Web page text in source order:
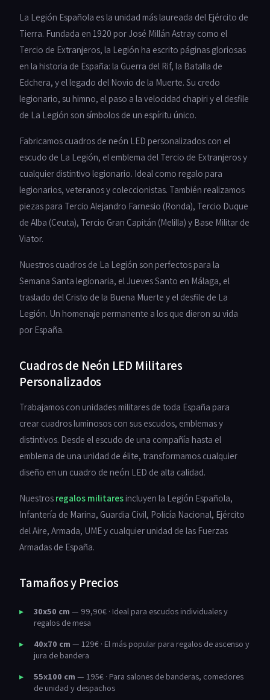
La Legión Española es la unidad más laureada del Ejército de
Tierra. Fundada en 1920 por José Millán Astray como el
Tercio de Extranjeros, la Legión ha escrito páginas gloriosas
en la historia de España: la Guerra del Rif, la Batalla de
Edchera, y el legado del Novio de la Muerte. Su credo
legionario, su himno, el paso a la velocidad chapiri y el desfile
de La Legión son símbolos de un espíritu único.
Fabricamos cuadros de neón LED personalizados con el
escudo de La Legión, el emblema del Tercio de Extranjeros y
cualquier distintivo legionario. Ideal como regalo para
legionarios, veteranos y coleccionistas. También realizamos
piezas para Tercio Alejandro Farnesio (Ronda), Tercio Duque
de Alba (Ceuta), Tercio Gran Capitán (Melilla) y Base Militar de
Viator.
Nuestros cuadros de La Legión son perfectos para la
Semana Santa legionaria, el Jueves Santo en Málaga, el
traslado del Cristo de la Buena Muerte y el desfile de La
Legión. Un homenaje permanente a los que dieron su vida
por España.
Cuadros de Neón LED Militares
Personalizados
Trabajamos con unidades militares de toda España para
crear cuadros luminosos con sus escudos, emblemas y
distintivos. Desde el escudo de una compañía hasta el
emblema de una unidad de élite, transformamos cualquier
diseño en un cuadro de neón LED de alta calidad.
Nuestros regalos militares incluyen la Legión Española,
Infantería de Marina, Guardia Civil, Policía Nacional, Ejército
del Aire, Armada, UME y cualquier unidad de las Fuerzas
Armadas de España.
Tamaños y Precios
30x50 cm — 99,90€ · Ideal para escudos individuales y
regalos de mesa
40x70 cm — 129€ · El más popular para regalos de ascenso y
jura de bandera
55x100 cm — 195€ · Para salones de banderas, comedores
de unidad y despachos